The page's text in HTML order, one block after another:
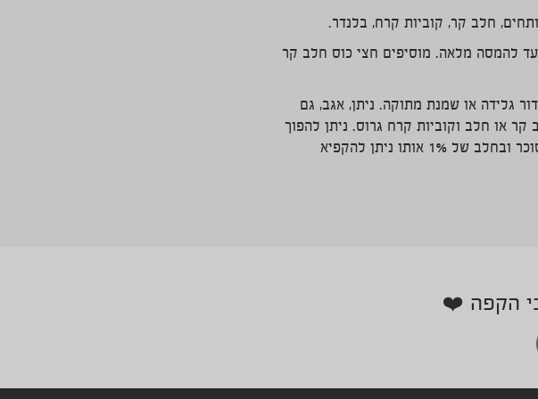
להמסה מלאה. מוסיפים חצי כוס חלב קר
גלידה או שמנת מתוקה. ניתן, אגב, גם
או חלב וקוביות קרח גרוס. ניתן להפוך
את המשקה לדל קלוריות על ידי שימוש בממתיק מלאכותי במקום סוכר ובחלב של 1% אותו ניתן להקפיא
הקפה ❤️